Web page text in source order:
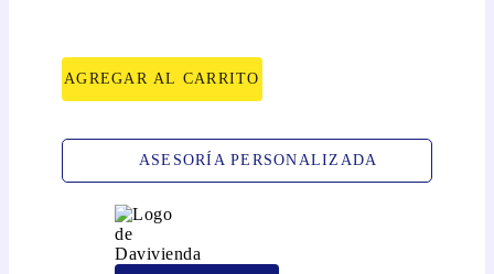
AGREGAR AL CARRITO
ASESORÍA PERSONALIZADA